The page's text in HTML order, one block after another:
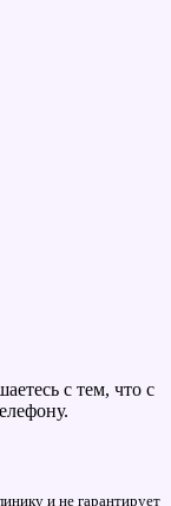
с тем, что с
и не гарантирует